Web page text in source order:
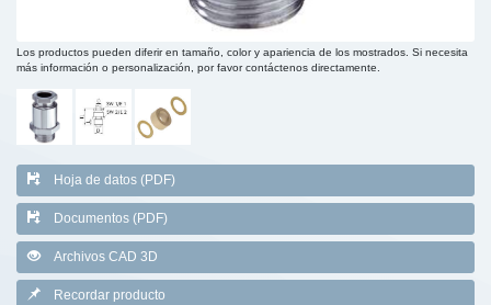
Los productos pueden diferir en tamaño, color y apariencia de los mostrados. Si necesita
más información o personalización, por favor contáctenos directamente.
Hoja de datos (PDF)
Documentos (PDF)
Archivos CAD 3D
Recordar producto